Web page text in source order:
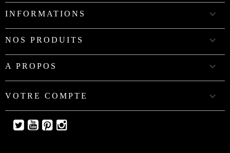
INFORMATIONS 
NOS PRODUITS 
A PROPOS 
VOTRE COMPTE 
TwitterYouTube
PinterestInstagram